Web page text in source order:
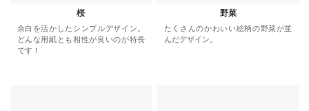
桜
余白を活かしたシンプルデザイン。
どんな用紙とも相性が良いのが特長
です！
野菜
たくさんのかわいい絵柄の野菜が並
んだデザイン。